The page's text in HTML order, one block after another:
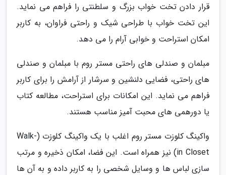
قرار دادن تخت خواب بزرگ و سلطنتی را فراهم می نماید.
این تخت خواب با طراحی شیک و راحتی فراوان، به کاربر
امکان استراحت و خوابی آرام را می دهد.
مبلمان و صندلی های راحتی مستر روم با مبلمان و صندلی
های راحتی، فضایی دلنشین و سرشار از آرامش را برای کاربر
فراهم می نماید. این امکانات برای استراحت، مطالعه کتاب
یا دورهمی های محبت آمیز مناسب هستند.
واکینگ کلوزت مستر روم اغلب با یک واکینگ کلوزت (Walk-
in Closet) نیز همراه است. این فضا، امکان ذخیره و مرتب
سازی لباس ها و وسایل شخصی را به کاربر داده و به آن ها